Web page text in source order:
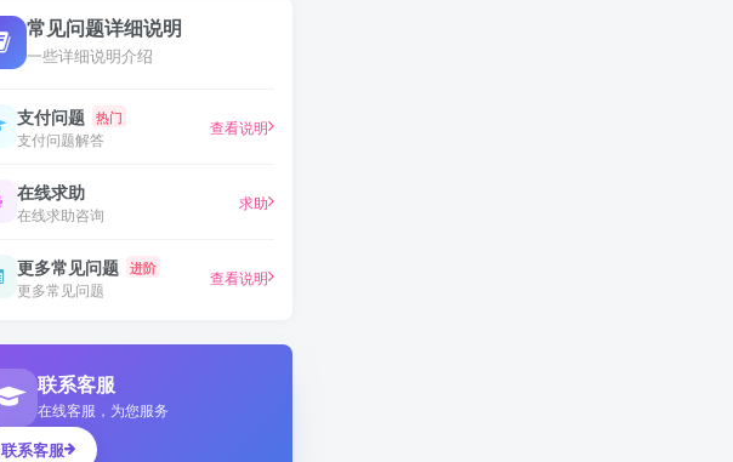
常见问题详细说明
一些详细说明介绍
支付问题 热门
支付问题解答
查看说明
在线求助
在线求助咨询
求助
更多常见问题 进阶
更多常见问题
查看说明
联系客服
在线客服，为您服务
联系客服